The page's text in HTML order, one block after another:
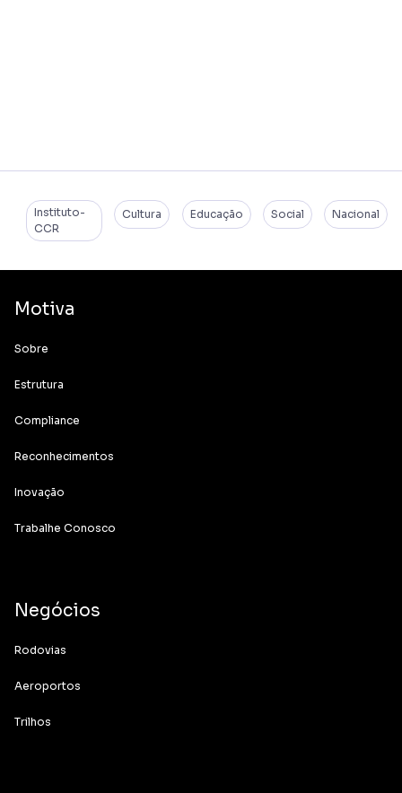
Instituto-
CCR
Cultura Educação Social Nacional
Motiva
Sobre
Estrutura
Compliance
Reconhecimentos
Inovação
Trabalhe Conosco
Negócios
Rodovias
Aeroportos
Trilhos